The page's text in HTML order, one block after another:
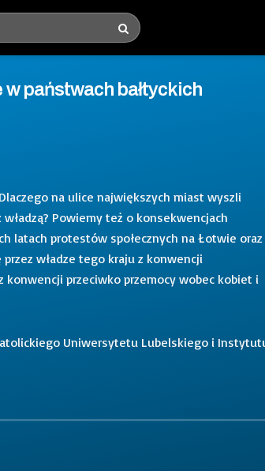
w państwach bałtyckich
na ulice największych miast wyszli
Powiemy też o konsekwencjach
latach protestów społecznych na Łotwie
władze tego kraju z konwencji
konwencji przeciwko przemocy wobec kobiet i
Uniwersytetu Lubelskiego i